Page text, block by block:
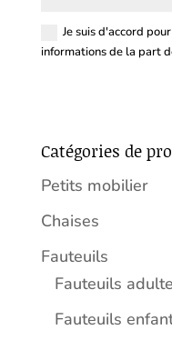
Je suis d'accord
informations de la part
Catégories de
Petits mobilier
Chaises
Fauteuils
Fauteuils
Fauteuils